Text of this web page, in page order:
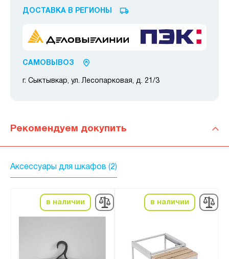
ДОСТАВКА В РЕГИОНЫ
САМОВЫВОЗ
г. Сыктывкар, ул. Лесопарковая, д. 21/3
Рекомендуем докупить
Аксессуары для шкафов (2)
в наличии в наличии